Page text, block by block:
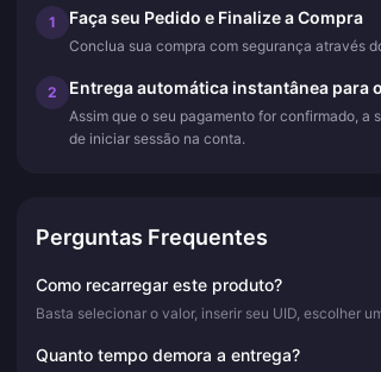
1 Faça seu Pedido e Finalize a Compra
Conclua sua compra com segurança através
2 Entrega automática instantânea para
Assim que o seu pagamento for confirmado,
de iniciar sessão na conta.
Perguntas Frequentes
Como recarregar este produto?
Basta selecionar o valor, inserir seu UID, escolher
Quanto tempo demora a entrega?